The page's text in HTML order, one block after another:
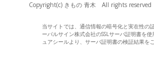
Copyright(c) きもの 青木 All rights reserved
当サイトでは、通信情報の暗号化と実在性の
ーバルサイン株式会社のSSLサーバ証明書を
ュアシールより、サーバ証明書の検証結果を